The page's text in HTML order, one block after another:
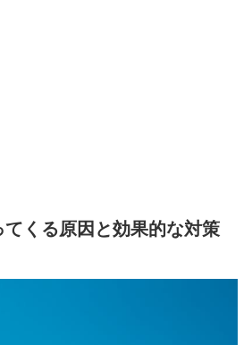
てくる原因と効果的な対策